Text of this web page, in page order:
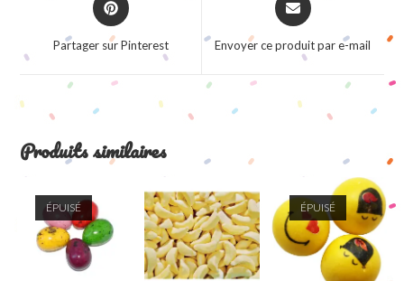
in
Partager sur Pinterest
in
new
Envoyer ce produit par e-mail
Produits similaires
ÉPUISÉ ÉPUISÉ